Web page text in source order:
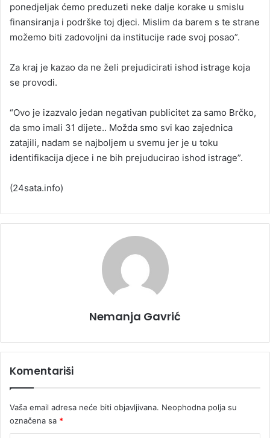
ponedjeljak ćemo preduzeti neke dalje korake u smislu
finansiranja i podrške toj djeci. Mislim da barem s te strane
možemo biti zadovoljni da institucije rade svoj posao”.
Za kraj je kazao da ne želi prejudicirati ishod istrage koja
se provodi.
“Ovo je izazvalo jedan negativan publicitet za samo Brčko,
da smo imali 31 dijete.. Možda smo svi kao zajednica
zatajili, nadam se najboljem u svemu jer je u toku
identifikacija djece i ne bih prejuducirao ishod istrage”.
(24sata.info)
Nemanja Gavrić
Komentariši
Vaša email adresa neće biti objavljivana. Neophodna polja su
označena sa *